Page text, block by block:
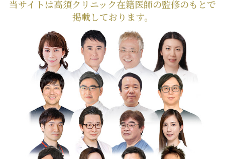
当サイトは高須クリニック在籍医師の監修のもとで
掲載しております。